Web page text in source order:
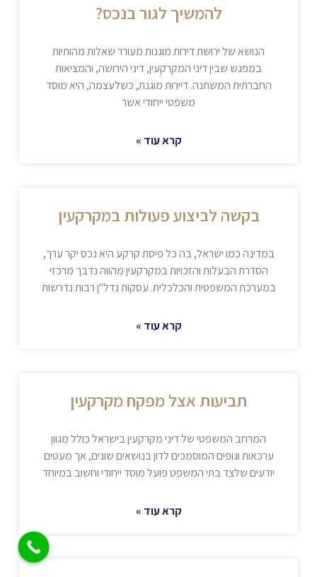
להמשיך לגור בנכס?
הנושא של ירושת דירות מוגנות מעורר שאלות מהותיות
במפגש שבין דיני המקרקעין, דיני הירושה, והמציאות
החברתית המשתנה. דיירות מוגנת, כשלעצמה, היא מוסד
משפטי ייחודי אשר
קרא עוד »
בקשה לביצוע פעולות במקרקעין
במדינה כמו ישראל, בה כל פיסת קרקע היא נכס יקר ערך,
הסדרת הבעלות והזכויות במקרקעין מהווה נדבך מרכזי
במערכת המשפטית והכלכלית. עסקות נדל"ן רבות נדרשות
קרא עוד »
תביעות אצל מפקח מקרקעין
המרחב המשפטי של דיני מקרקעין בישראל כולל מגוון
ערכאות וגופים המוסמכים לדון בנושאים שונים, אך מעטים
יודעים שלצד בתי המשפט פועל מוסד ייחודי וחשוב במיוחד
קרא עוד »